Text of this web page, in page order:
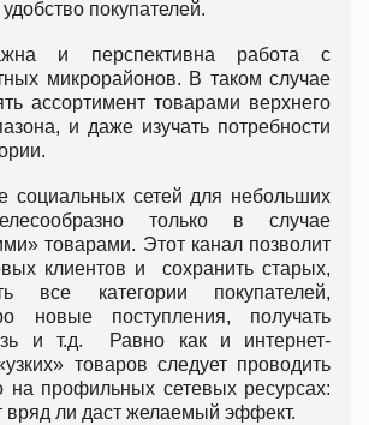
покупателей.
и перспективна работа с
микрорайонов. В таком случае
ассортимент товарами верхнего
и даже изучать потребности
социальных сетей для небольших
только в случае
товарами. Этот канал позволит
клиентов и сохранить старых,
все категории покупателей,
новые поступления, получать
и т.д. Равно как и интернет-
товаров следует проводить
на профильных сетевых ресурсах:
вряд ли даст желаемый эффект.